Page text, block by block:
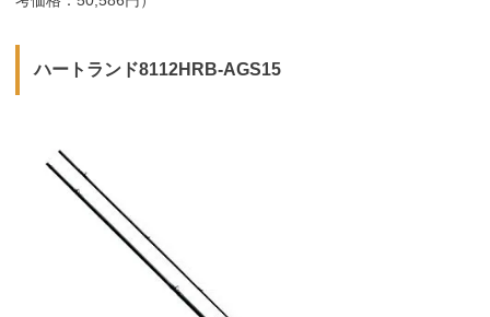
ハートランド8112HRB-AGS15